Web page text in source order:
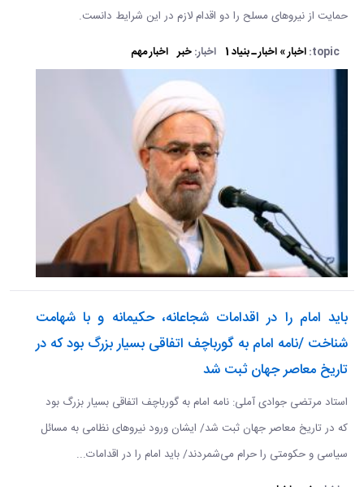
حمایت از نیروهای مسلح را دو اقدام لازم در این شرایط دانست.
topic: اخبار » اخبار ـ بنیاد 1 اخبار:خبر اخبار مهم
باید امام را در اقدامات شجاعانه، حکیمانه و با شهامت
شناخت /نامه امام به گورباچف اتفاقی بسیار بزرگ بود که در
تاریخ معاصر جهان ثبت شد
استاد مرتضی جوادی آملی: نامه امام به گورباچف اتفاقی بسیار بزرگ بود
که در تاریخ معاصر جهان ثبت شد/ ایشان ورود نیروهای نظامی به مسائل
سیاسی و حکومتی را حرام می‌شمردند/ باید امام را در اقدامات...